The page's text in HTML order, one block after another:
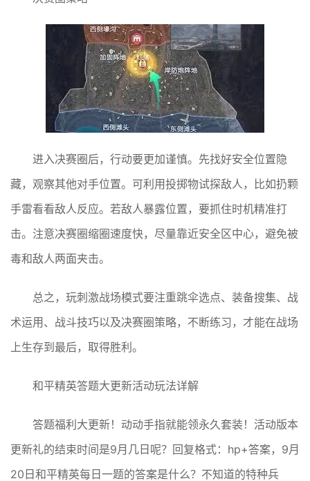
进入决赛圈后，行动要更加谨慎。先找好安全位置隐
藏，观察其他对手位置。可利用投掷物试探敌人，比如扔颗
手雷看看敌人反应。若敌人暴露位置，要抓住时机精准打
击。注意决赛圈缩圈速度快，尽量靠近安全区中心，避免被
毒和敌人两面夹击。
总之，玩刺激战场模式要注重跳伞选点、装备搜集、战
术运用、战斗技巧以及决赛圈策略，不断练习，才能在战场
上生存到最后，取得胜利。
和平精英答题大更新活动玩法详解
答题福利大更新！动动手指就能领永久套装！活动版本
更新礼的结束时间是9月几日呢？回复格式：hp+答案，9月
20日和平精英每日一题的答案是什么？不知道的特种兵